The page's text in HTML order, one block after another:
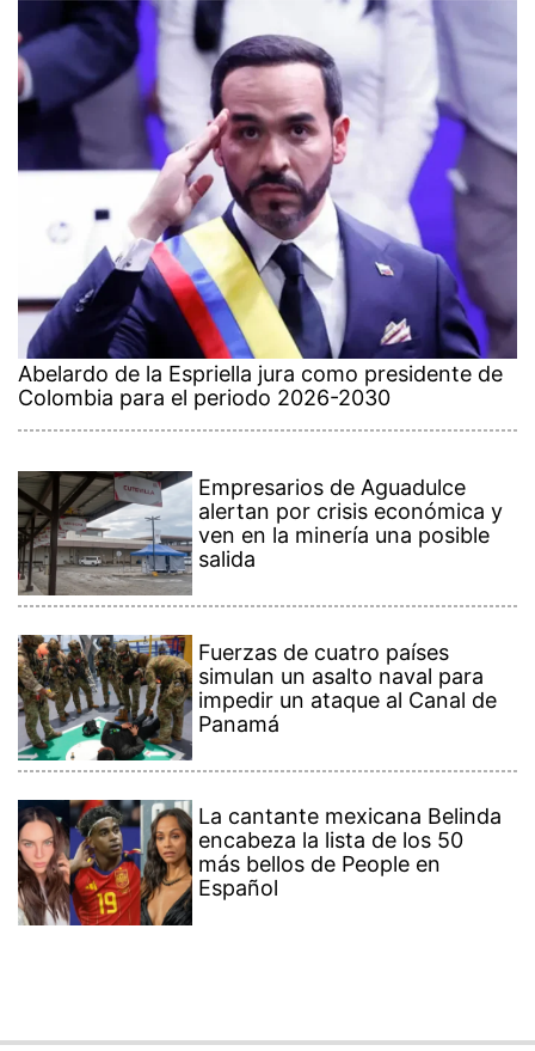
Abelardo de la Espriella jura como presidente de
Colombia para el periodo 2026-2030
Empresarios de Aguadulce
alertan por crisis económica y
ven en la minería una posible
salida
Fuerzas de cuatro países
simulan un asalto naval para
impedir un ataque al Canal de
Panamá
La cantante mexicana Belinda
encabeza la lista de los 50
más bellos de People en
Español